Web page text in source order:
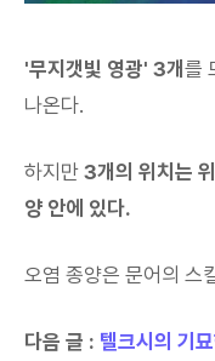
'무지갯빛 영광' 3개 를
나온다.
하지만 3개의 위치는
양 안에 있다.
오염 종양은 문어의 스
다음 글 : 텔크시의 기